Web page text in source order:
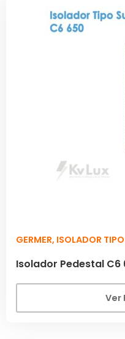
GERMER, ISOLADOR
Isolador Pedestal C6
Ver